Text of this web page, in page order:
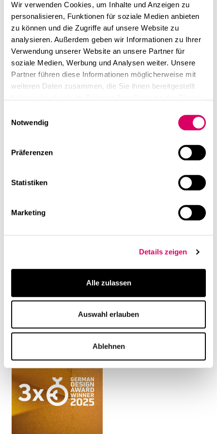
Wir verwenden Cookies, um Inhalte und Anzeigen zu
personalisieren, Funktionen für soziale Medien anbieten
zu können und die Zugriffe auf unsere Website zu
analysieren. Außerdem geben wir Informationen zu Ihrer
Verwendung unserer Website an unsere Partner für
soziale Medien, Werbung und Analysen weiter. Unsere
Partner führen diese Informationen möglicherweise mit
weiteren Daten zusammen, die Sie ihnen bereitgestellt
Notwendig
Präferenzen
Statistiken
Marketing
Details zeigen
Alle zulassen
Auswahl erlauben
Ablehnen
linkedininstagram
Deutsch
English
Impressum
Datenschutz
Raumkonzeptes für das neue Headquarter von
NanoTemper Technologies bei Officesnapshots!
Der hybride Light-Industrial Bau integriert erstmals
nahtlos Labor-, Entwicklungs- und Produktionsflächen
um eine optimale Vernetzung und effiziente
Prozessflüsse zu gewährleisten.
Das Gestalten dieser innovativen Arbeitswelt hat viel
Spaß gemacht!
Diese Seite teilen
Weiterführende Inhalte
NanoTemper
München: Workplace-
New Work trifft Light
Industrial: CSMM
Headquarter für
NanoTemper Technol